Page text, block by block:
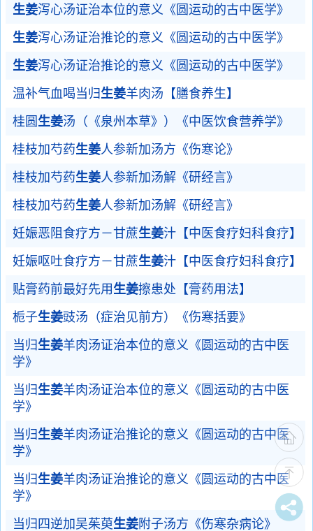
生姜泻心汤证治本位的意义《圆运动的古中医学》
生姜泻心汤证治推论的意义《圆运动的古中医学》
生姜泻心汤证治推论的意义《圆运动的古中医学》
温补气血喝当归 生姜羊肉汤【膳食养生】
桂圆 生姜汤（《泉州本草》）《中医饮食营养学》
桂枝加芍药生姜人参新加汤方《伤寒论》
桂枝加芍药生姜人参新加汤解《研经言》
桂枝加芍药生姜人参新加汤解《研经言》
妊娠恶阻食疗方－甘蔗生姜汁【中医食疗妇科食疗】
妊娠呕吐食疗方－甘蔗生姜汁【中医食疗妇科食疗】
贴膏药前最好先用 生姜擦患处【膏药用法】
栀子生姜豉汤（症治见前方）《伤寒括要》
当归 生姜羊肉汤证治本位的意义《圆运动的古中医
学》
当归 生姜羊肉汤证治本位的意义《圆运动的古中医
学》
当归 生姜羊肉汤证治推论的意义《圆运动的古中医
学》
当归 生姜羊肉汤证治推论的意义《圆运动的古中医
学》
当归四逆加吴茱萸生姜附子汤方《伤寒杂病论》